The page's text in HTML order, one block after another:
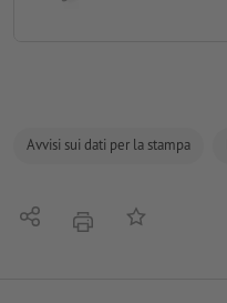
Avvisi sui dati per la stampa
Condividistamparealla lista